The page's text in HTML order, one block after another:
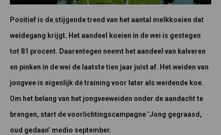
Positief is de stijgende trend van het aantal melkkoeien dat
weidegang krijgt. Het aandeel koeien in de wei is gestegen
tot 81 procent. Daarentegen neemt het aandeel van kalveren
en pinken in de wei de laatste tien jaar juist af. Het weiden van
jongvee is eigenlijk dé training voor later als weidende koe.
Om het belang van het jongveeweiden onder de aandacht te
brengen, start de voorlichtingscampagne ’Jong gegraasd,
oud gedaan’ medio september.